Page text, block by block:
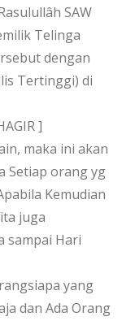
SAW
Telinga
dengan
Tertinggi) di
]
maka ini akan
Setiap orang yg
Kemudian
juga
sampai Hari
yang
dan Ada Orang